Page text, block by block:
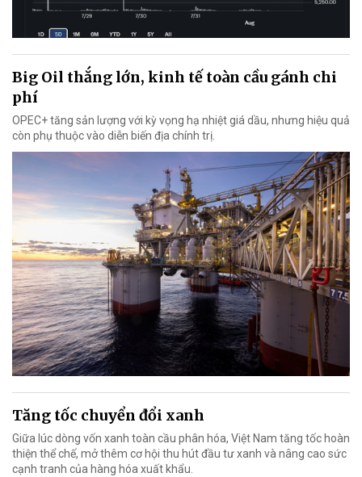
Big Oil thắng lớn, kinh tế toàn cầu gánh chi
phí
OPEC+ tăng sản lượng với kỳ vọng hạ nhiệt giá dầu, nhưng hiệu quả
còn phụ thuộc vào diễn biến địa chính trị.
Tăng tốc chuyển đổi xanh
Giữa lúc dòng vốn xanh toàn cầu phân hóa, Việt Nam tăng tốc hoàn
thiện thể chế, mở thêm cơ hội thu hút đầu tư xanh và nâng cao sức
cạnh tranh của hàng hóa xuất khẩu.